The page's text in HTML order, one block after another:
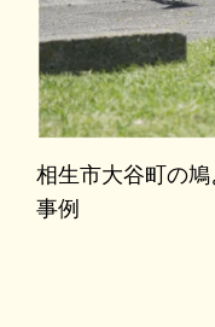
相生市大谷町の
事例